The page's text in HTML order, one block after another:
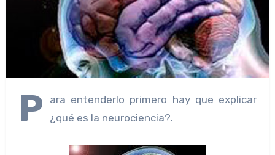
P
ara entenderlo primero hay que explicar
¿qué es la neurociencia?.